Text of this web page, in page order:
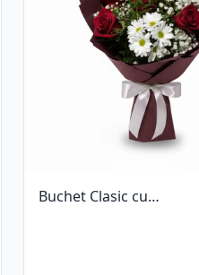
Buchet Clasic cu